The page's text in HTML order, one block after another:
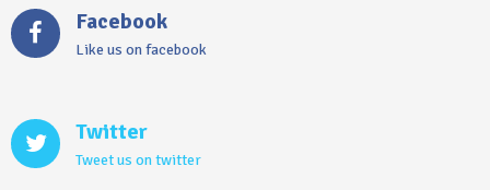
Facebook
Like us on facebook
Twitter
Tweet us on twitter